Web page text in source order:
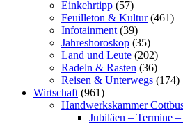
Einkehrtipp (57)
Feuilleton & Kultur(461)
Infotainment (39)
Jahreshoroskop (35)
Land und Leute (202)
Radeln & Rasten (36)
Reisen & Unterwegs (174)
Wirtschaft (961)
Handwerkskammer
Jubiläen – Termine –